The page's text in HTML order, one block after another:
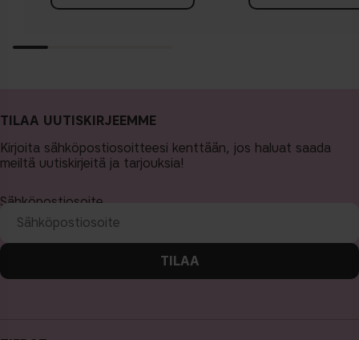
TILAA UUTISKIRJEEMME
Kirjoita sähköpostiosoitteesi kenttään, jos haluat saada
meiltä uutiskirjeitä ja tarjouksia!
Sähköpostiosoite
TILAA